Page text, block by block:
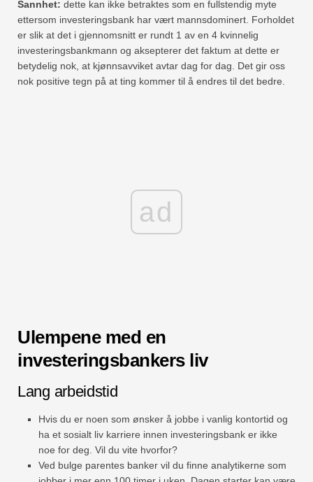
Sannhet: dette kan ikke betraktes som en fullstendig myte
ettersom investeringsbank har vært mannsdominert. Forholdet
er slik at det i gjennomsnitt er rundt 1 av en 4 kvinnelig
investeringsbankmann og aksepterer det faktum at dette er
betydelig nok, at kjønnsavviket avtar dag for dag. Det gir oss
nok positive tegn på at ting kommer til å endres til det bedre.
ad
Ulempene med en
investeringsbankers liv
Lang arbeidstid
Hvis du er noen som ønsker å jobbe i vanlig kontortid og
ha et sosialt liv karriere innen investeringsbank er ikke
noe for deg. Vil du vite hvorfor?
Ved bulge parentes banker vil du finne analytikerne som